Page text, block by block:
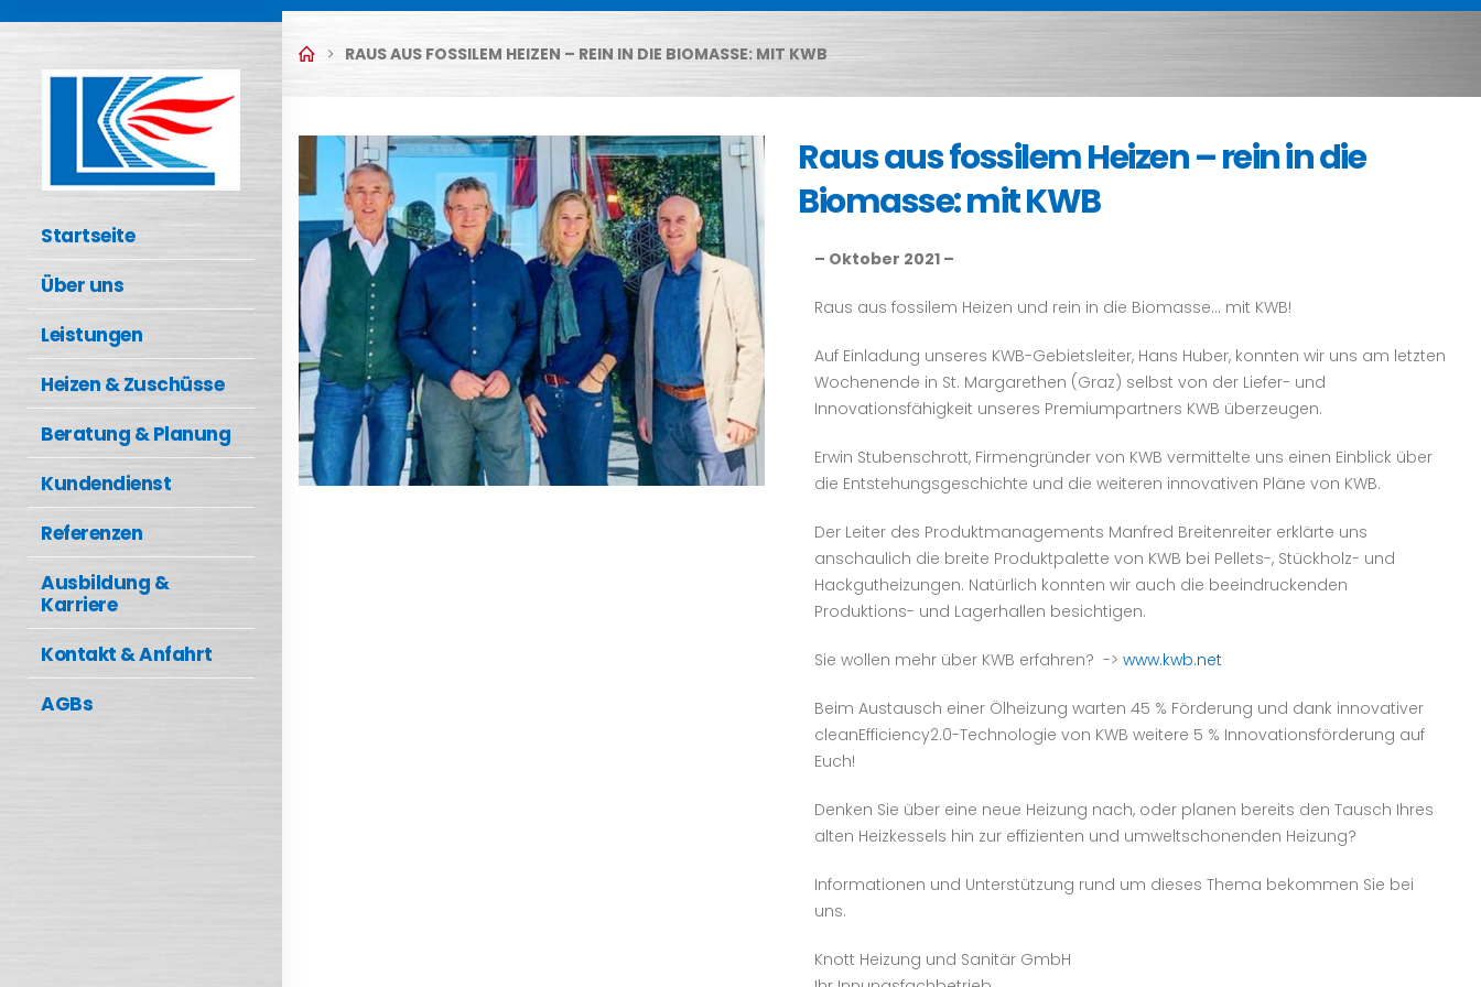
Startseite
Über uns
Leistungen
Heizen & Zuschüsse
Beratung & Planung
Kundendienst
Referenzen
Ausbildung &
Karriere
Kontakt & Anfahrt
AGBs
RAUS AUS FOSSILEM HEIZEN – REIN IN DIE BIOMASSE: MIT KWB
Raus aus fossilem Heizen – rein in die
Biomasse: mit KWB
– Oktober 2021 –
Raus aus fossilem Heizen und rein in die Biomasse… mit KWB!
Auf Einladung unseres KWB-Gebietsleiter, Hans Huber, konnten wir uns am letzten
Wochenende in St. Margarethen (Graz) selbst von der Liefer- und
Innovationsfähigkeit unseres Premiumpartners KWB überzeugen.
Erwin Stubenschrott, Firmengründer von KWB vermittelte uns einen Einblick über
die Entstehungsgeschichte und die weiteren innovativen Pläne von KWB.
Der Leiter des Produktmanagements Manfred Breitenreiter erklärte uns
anschaulich die breite Produktpalette von KWB bei Pellets-, Stückholz- und
Hackgutheizungen. Natürlich konnten wir auch die beeindruckenden
Produktions- und Lagerhallen besichtigen.
Sie wollen mehr über KWB erfahren? ->www.kwb.net
Beim Austausch einer Ölheizung warten 45 % Förderung und dank innovativer
cleanEfficiency2.0-Technologie von KWB weitere 5 % Innovationsförderung auf
Euch!
Denken Sie über eine neue Heizung nach, oder planen bereits den Tausch Ihres
alten Heizkessels hin zur effizienten und umweltschonenden Heizung?
Informationen und Unterstützung rund um dieses Thema bekommen Sie bei
uns.
Knott Heizung und Sanitär GmbH